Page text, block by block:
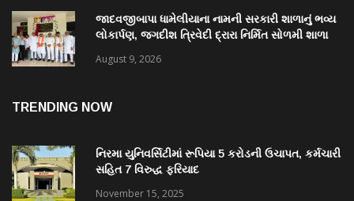
જાદવજીબાપા ધામેલીયાના નામની સરકારી શાળાનું ભવ્ય
લોકાર્પણ, જગદીશ ત્રિવેદી દ્રારા નિર્મિત સોળમી શાળા
August 9, 2026
TRENDING NOW
નિરમા યુનિવર્સિટીમાં રૂપિયા 5 કરોડની ઉચાપત, કર્મચારી
સહિત 7 વિરુદ્ધ ફરિયાદ
November 15, 2025